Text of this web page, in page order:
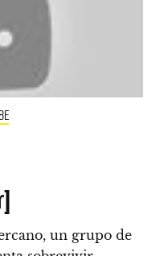
un grupo de